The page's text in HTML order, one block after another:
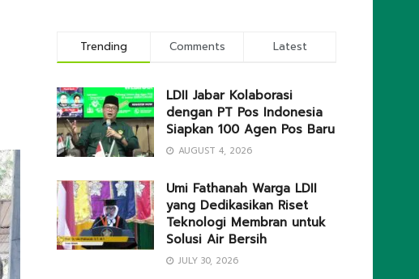
Trending Comments Latest
LDII Jabar Kolaborasi
dengan PT Pos Indonesia
Siapkan 100 Agen Pos Baru
AUGUST 4, 2026
Umi Fathanah Warga LDII
yang Dedikasikan Riset
Teknologi Membran untuk
Solusi Air Bersih
JULY 30, 2026